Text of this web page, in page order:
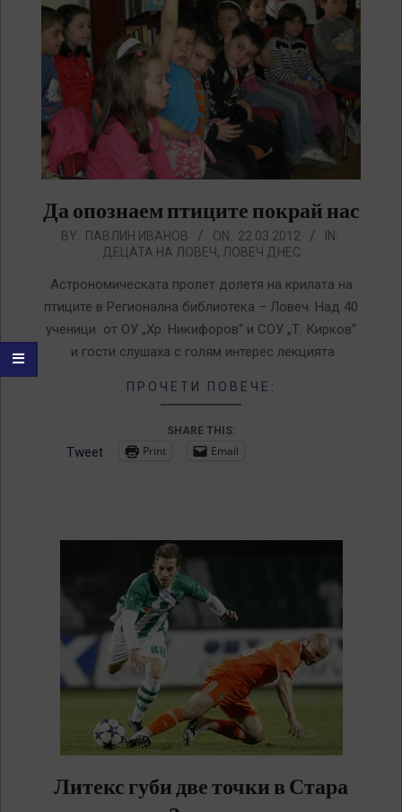
Да опознаем птиците покрай нас
2012-
22
BY: ПАВЛИН ИВАНОВ ON: 22.03.2012
IN:
ДЕЦАТА НА ЛОВЕЧ, ЛОВЕЧ ДНЕС
Астрономическата пролет долетя на крилата на
птиците в Регионална библиотека – Ловеч. Над 40
ученици от ОУ „Хр. Никифоров“ и СОУ „Т. Кирков“
и гости слушаха с голям интерес лекцията
ПРОЧЕТИ ПОВЕЧЕ:
SHARE THIS:
Tweet Print Email
Литекс губи две точки в Стара